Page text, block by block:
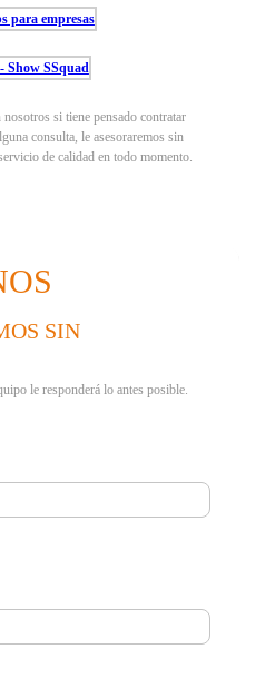
SIN
le responderá lo antes posible.
si tiene pensado contratar
consulta, le asesoraremos sin
de calidad en todo momento.